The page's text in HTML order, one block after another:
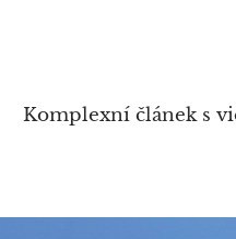
Komplexní článek s